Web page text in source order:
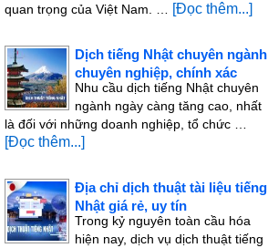
quan trọng của Việt Nam. …
[Đọc thêm...]
Dịch tiếng Nhật chuyên ngành
chuyên nghiệp, chính xác
Nhu cầu dịch tiếng Nhật chuyên
ngành ngày càng tăng cao, nhất
là đối với những doanh nghiệp, tổ chức …
[Đọc thêm...]
Địa chỉ dịch thuật tài liệu tiếng
Nhật giá rẻ, uy tín
Trong kỷ nguyên toàn cầu hóa
hiện nay, dịch vụ dịch thuật tiếng